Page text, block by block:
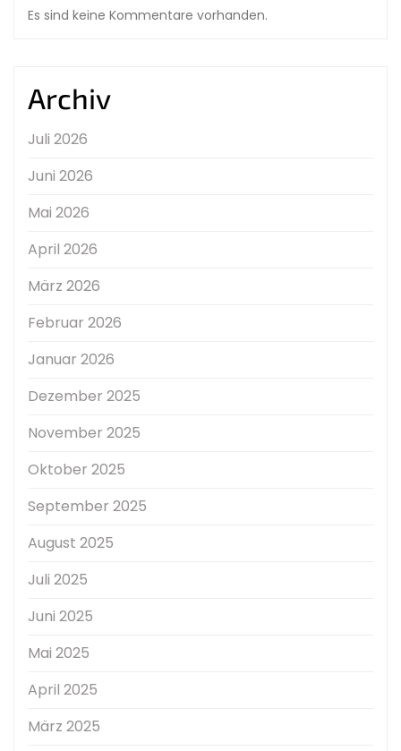
Es sind keine Kommentare vorhanden.
Archiv
Juli 2026
Juni 2026
Mai 2026
April 2026
März 2026
Februar 2026
Januar 2026
Dezember 2025
November 2025
Oktober 2025
September 2025
August 2025
Juli 2025
Juni 2025
Mai 2025
April 2025
März 2025